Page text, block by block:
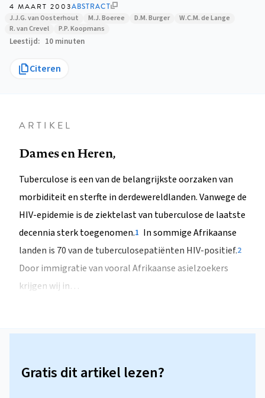
4 MAART 2003ABSTRACT
J.J.G. van Oosterhout M.J. Boeree D.M. Burger
W.C.M. de Lange
R. van Crevel
P.P. Koopmans
Leestijd 10 minuten
Citeren
ARTIKEL
Dames en Heren,
Tuberculose is een van de belangrijkste oorzaken van
morbiditeit en sterfte in derdewereldlanden. Vanwege de
HIV-epidemie is de ziektelast van tuberculose de laatste
decennia sterk toegenomen.1 In sommige Afrikaanse
landen is 70 van de tuberculosepatiënten HIV-positief.2
Door immigratie van vooral Afrikaanse asielzoekers
krijgen wij in…
Gratis dit artikel lezen?